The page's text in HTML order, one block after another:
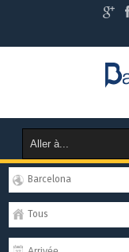
Barcelona
Tous